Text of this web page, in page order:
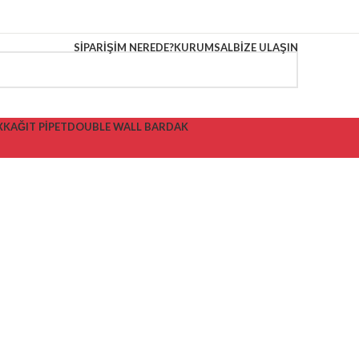
SIPARIŞIM NEREDE?KURUMSALBIZE ULAŞIN
KAĞIT PİPETDOUBLE WALL BARDAK